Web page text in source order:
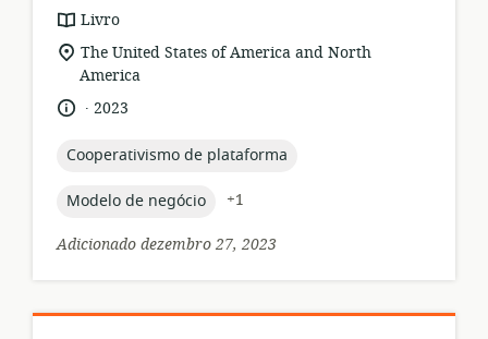
formato
de
recurso:
Livro
local
de
relevância:
The United States of America and North
America
idioma:
.
data
publicação:
2023
topic:
Cooperativismo de plataforma
topic:
Modelo de negócio
+1
Adicionado dezembro 27, 2023